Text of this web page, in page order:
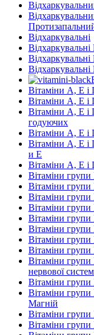
Відхаркувальні
Вітаміни А, Е і
Вітаміни А, Е і
Вітаміни А, Е і
годуючих
Вітаміни А, Е і
Вітаміни А, Е і
и E
Вітаміни А, Е і
Вітаміни групи
Вітаміни
Вітаміни
Вітаміни
Вітаміни
Вітаміни
Вітаміни
Вітаміни
Вітаміни
нервової
Вітаміни
Вітаміни
Магній
Вітаміни
Вітаміни групи